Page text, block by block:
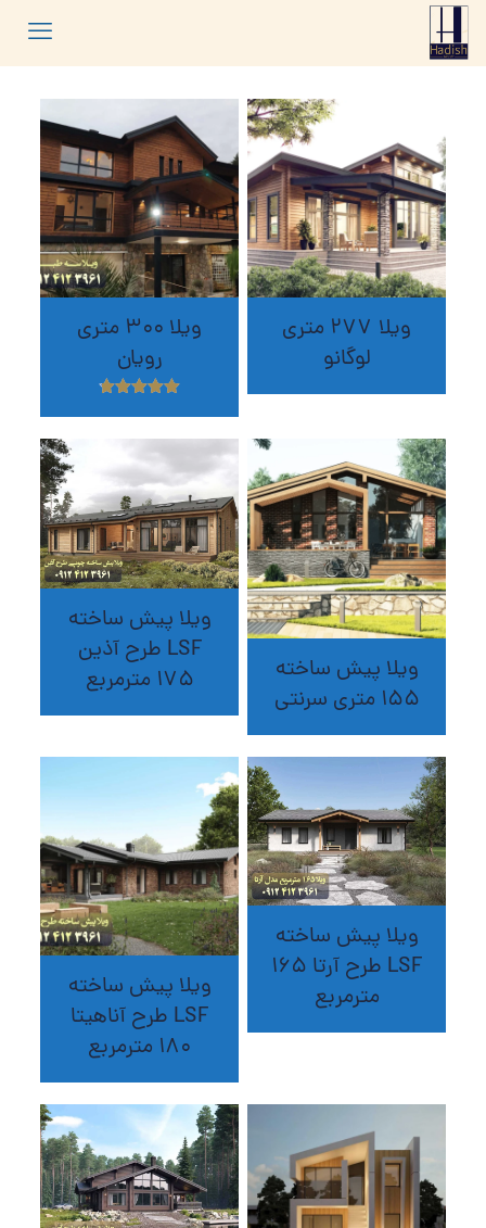
ویلا 277 متری
لوگانو
ویلا 300 متری
رویان
از 5
ویلا پیش ساخته
155 متری سرنتی
ویلا پیش ساخته
LSF طرح آذین
175 مترمربع
ویلا پیش ساخته
LSF طرح آرتا 165
مترمربع
ویلا پیش ساخته
LSF طرح آناهیتا
180 مترمربع